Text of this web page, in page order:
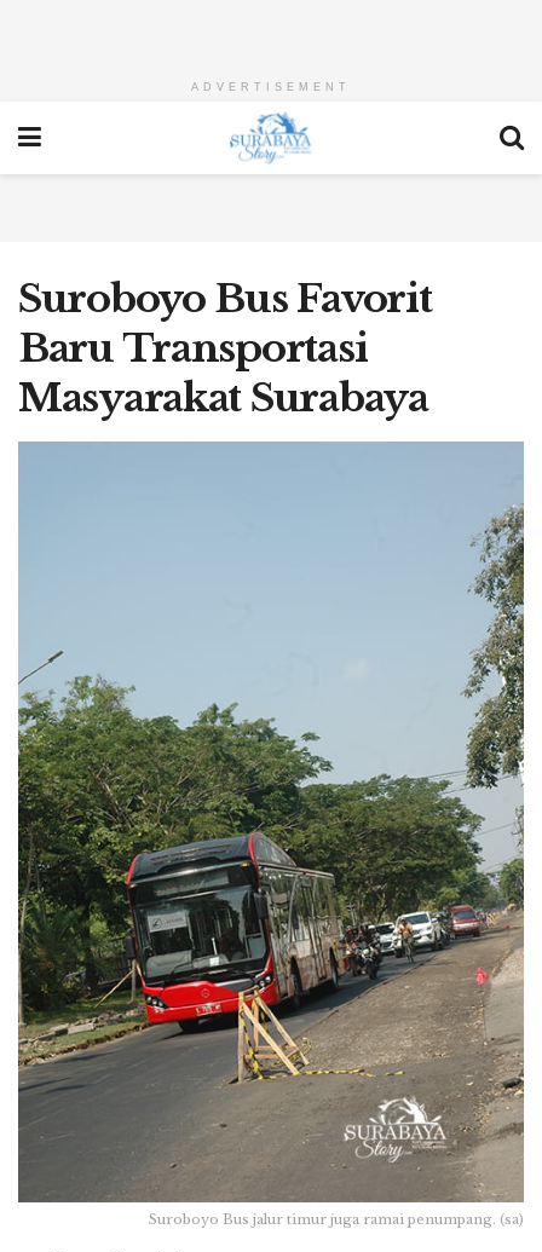
ADVERTISEMENT
Suroboyo Bus Favorit
Baru Transportasi
Masyarakat Surabaya
Suroboyo Bus jalur timur juga ramai penumpang. (sa)